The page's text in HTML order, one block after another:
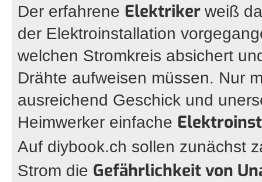
Der erfahrene Elektriker weiß
der Elektroinstallation
welchen Stromkreis absichert
Drähte aufweisen müssen. Nur
ausreichend Geschick und
Heimwerker einfache
Auf diybook.ch sollen zunächst
Strom die Gefährlichkeit von